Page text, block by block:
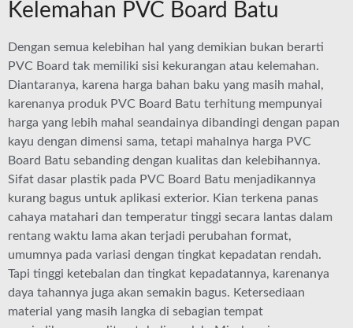
Kelemahan PVC Board Batu
Dengan semua kelebihan hal yang demikian bukan berarti
PVC Board tak memiliki sisi kekurangan atau kelemahan.
Diantaranya, karena harga bahan baku yang masih mahal,
karenanya produk PVC Board Batu terhitung mempunyai
harga yang lebih mahal seandainya dibandingi dengan papan
kayu dengan dimensi sama, tetapi mahalnya harga PVC
Board Batu sebanding dengan kualitas dan kelebihannya.
Sifat dasar plastik pada PVC Board Batu menjadikannya
kurang bagus untuk aplikasi exterior. Kian terkena panas
cahaya matahari dan temperatur tinggi secara lantas dalam
rentang waktu lama akan terjadi perubahan format,
umumnya pada variasi dengan tingkat kepadatan rendah.
Tapi tinggi ketebalan dan tingkat kepadatannya, karenanya
daya tahannya juga akan semakin bagus. Ketersediaan
material yang masih langka di sebagian tempat